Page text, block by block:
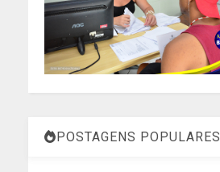
POSTAGENS POPULARES